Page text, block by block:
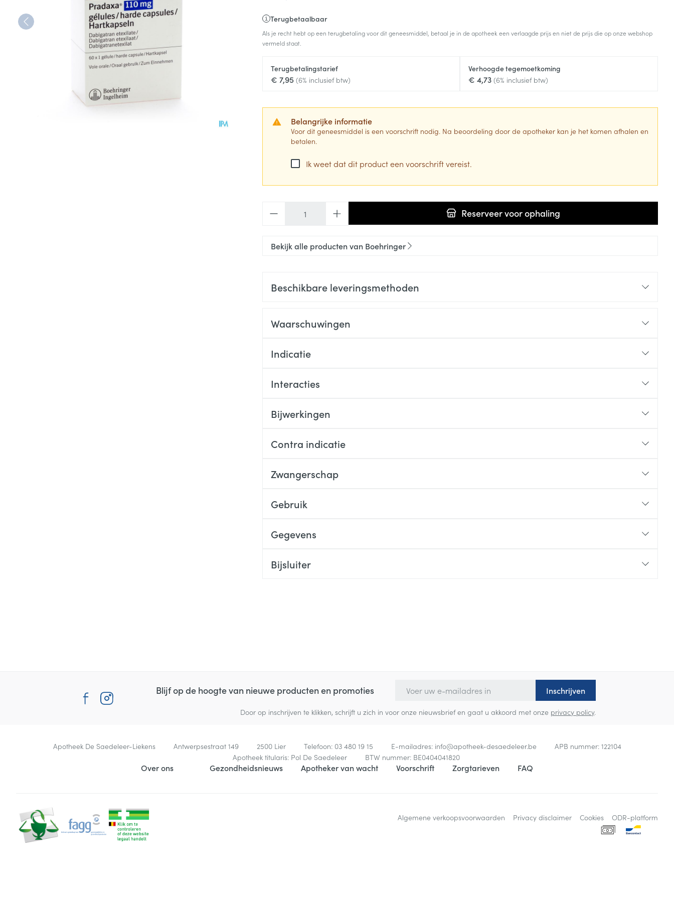
Terugbetaalbaar
Als je recht hebt op een terugbetaling voor dit geneesmiddel, betaal je in de apotheek een verlaagde prijs en niet de prijs die op onze webshop
vermeld staat.
Terugbetalingstarief
€ 7,95 (6% inclusief btw)
Verhoogde tegemoetkoming
€ 4,73 (6% inclusief btw)
Belangrijke informatie
Voor dit geneesmiddel is een voorschrift nodig. Na beoordeling door de apotheker kan je het komen afhalen en
betalen.
Ik weet dat dit product een voorschrift vereist.
Reserveervoor ophaling
Bekijk alle producten van Boehringer
Beschikbare leveringsmethoden
Waarschuwingen
Indicatie
Interacties
Bijwerkingen
Contra indicatie
Zwangerschap
Gebruik
Gegevens
Bijsluiter
Blijf op de hoogte van nieuwe producten en promoties Inschrijven
Door op inschrijven te klikken, schrijft u zich in voor onze nieuwsbrief en gaat u akkoord met onze privacy policy.
Contacteer ons
Apotheek De Saedeleer-Liekens Antwerpsestraat 149 2500 Lier Telefoon: 03 480 19 15 E-mailadres: info@apotheek-desaedeleer.be APB nummer: 122104
Apotheek titularis: Pol De Saedeleer BTW nummer: BE0404041820
Over ons Gezondheidsnieuws Apotheker van wacht Voorschrift Zorgtarieven FAQ
Algemene verkoopsvoorwaarden Privacy disclaimer Cookies ODR-platform